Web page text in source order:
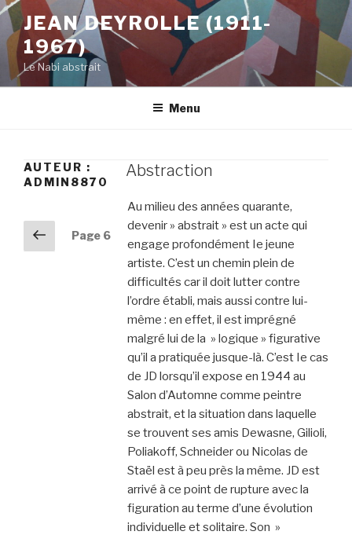
Aller
au
contenu
principal
JEAN DEYROLLE (1911-
1967)
Le Nabi abstrait
Menu
AUTEUR :
ADMIN8870
Abstraction
Au milieu des années quarante,
devenir » abstrait » est un acte qui
engage profondément Ie jeune
artiste. C’est un chemin plein de
difficultés car il doit lutter contre
l’ordre établi, mais aussi contre lui-
même : en effet, il est imprégné
malgré lui de la » logique » figurative
qu’il a pratiquée jusque-là. C’est Ie cas
de JD lorsqu’il expose en 1944 au
Salon d’Automne comme peintre
abstrait, et la situation dans laquelle
se trouvent ses amis Dewasne, Gilioli,
Poliakoff, Schneider ou Nicolas de
Staël est à peu près la même. JD est
arrivé à ce point de rupture avec la
figuration au terme d’une évolution
individuelle et solitaire. Son »
articles
Page
précédente
Page 6